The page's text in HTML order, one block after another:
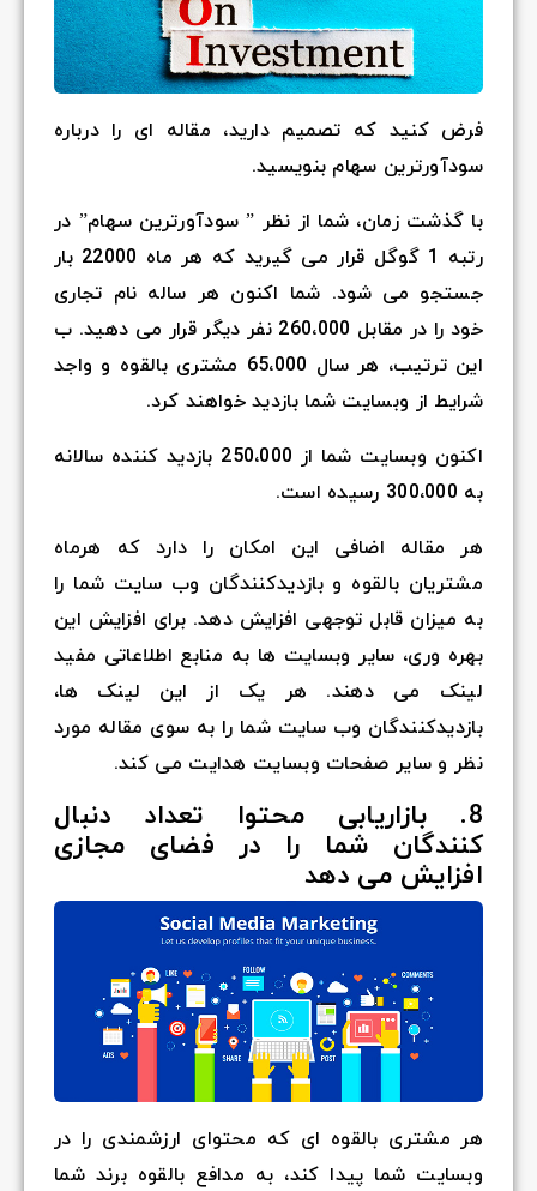
فرض کنید که تصمیم دارید، مقاله ای را درباره
سودآورترین سهام بنویسید.
با گذشت زمان، شما از نظر ” سودآورترین سهام” در
رتبه گوگل قرار می گیرید که هر ماه 22000بار
جستجو می شود. شما اکنون هر ساله نام تجاری
خود را در مقابل 260،000نفر دیگر قرار می دهید. ب
این ترتیب، هر سال 65،000مشتری بالقوه و واجد
شرایط از وبسایت شما بازدید خواهند کرد.
اکنون وبسایت شما از 250،000بازدید کننده سالانه
به300،000رسیده است.
هر مقاله اضافی این امکان را دارد که هرماه
مشتریان بالقوه و بازدیدکنندگان وب سایت شما را
به میزان قابل توجهی افزایش دهد. برای افزایش این
بهره وری، سایر وبسایت ها به منابع اطلاعاتی مفید
لینک می دهند. هر یک از این لینک ها،
بازدیدکنندگان وب سایت شما را به سوی مقاله مورد
نظر و سایر صفحات وبسایت هدایت می کند.
8. بازاریابی محتوا تعداد دنبال
کنندگان شما را در فضای مجازی
افزایش می دهد
هر مشتری بالقوه ای که محتوای ارزشمندی را در
وبسایت شما پیدا کند، به مدافع بالقوه برند شما